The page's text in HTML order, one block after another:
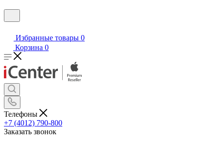
Избранные товары 0
Корзина 0
Телефоны
+7 (4012) 790-800
Заказать звонок